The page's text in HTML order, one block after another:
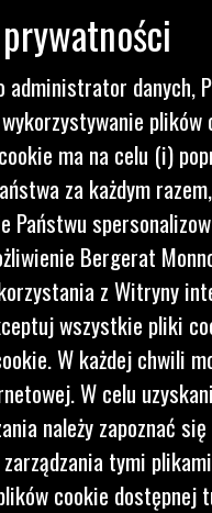
danych,
ma na celu (i)
za każdym
Bergerat
z Witryny
wszystkie pliki
W każdej chwili
W celu
należy zapoznać
tymi
cookie dostępnej